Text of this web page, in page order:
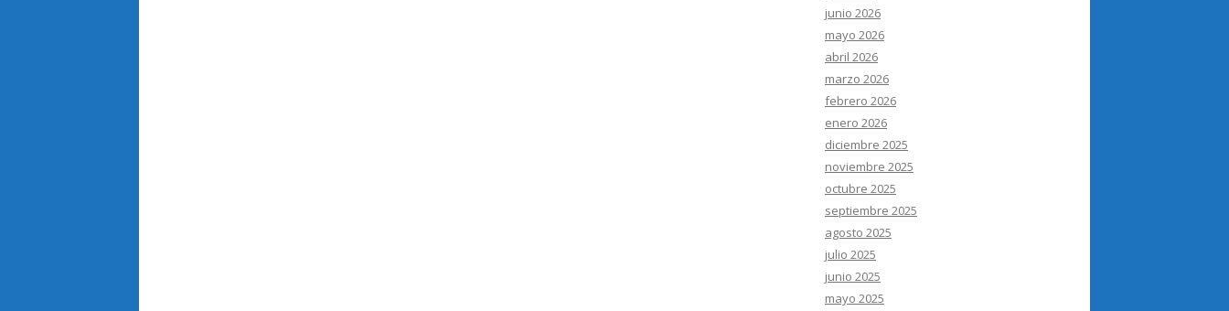
junio 2026
mayo 2026
abril 2026
marzo 2026
febrero 2026
enero 2026
diciembre 2025
noviembre 2025
octubre 2025
septiembre 2025
agosto 2025
julio 2025
junio 2025
mayo 2025